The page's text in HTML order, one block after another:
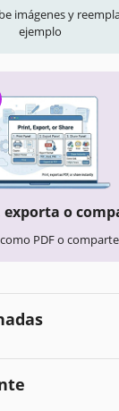
imágenes y
ejemplo
o
PDF o